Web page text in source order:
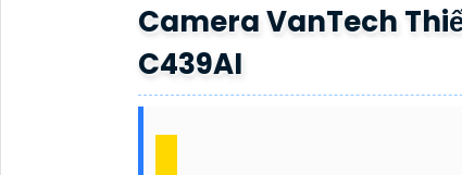
Camera VanTech
C439AI